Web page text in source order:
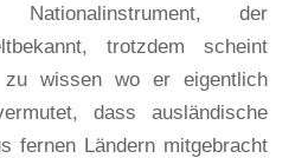
der
trotzdem scheint
zu wissen wo er eigentlich
dass ausländische
fernen Ländern mitgebracht